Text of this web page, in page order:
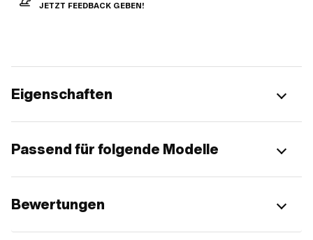
JETZT FEEDBACK GEBEN!
Eigenschaften
Passend für folgende Modelle
Bewertungen